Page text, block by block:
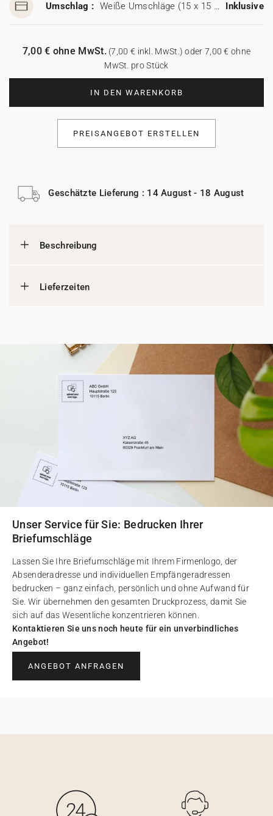
Umschlag : Weiße Umschläge (15 x 15 cm) Inklusive
IN DEN WARENKORB
7,00 € ohne MwSt.(7,00 € inkl. MwSt.) oder 7,00 € ohne
MwSt. pro Stück
PREISANGEBOT ERSTELLEN
Geschätzte Lieferung : 14 August - 18 August
Beschreibung
Lieferzeiten
Unser Service für Sie: Bedrucken Ihrer
Briefumschläge
Lassen Sie Ihre Briefumschläge mit Ihrem Firmenlogo, der
Absenderadresse und individuellen Empfängeradressen
bedrucken – ganz einfach, persönlich und ohne Aufwand für
Sie. Wir übernehmen den gesamten Druckprozess, damit Sie
sich auf das Wesentliche konzentrieren können.
Kontaktieren Sie uns noch heute für ein unverbindliches
Angebot!
ANGEBOT ANFRAGEN